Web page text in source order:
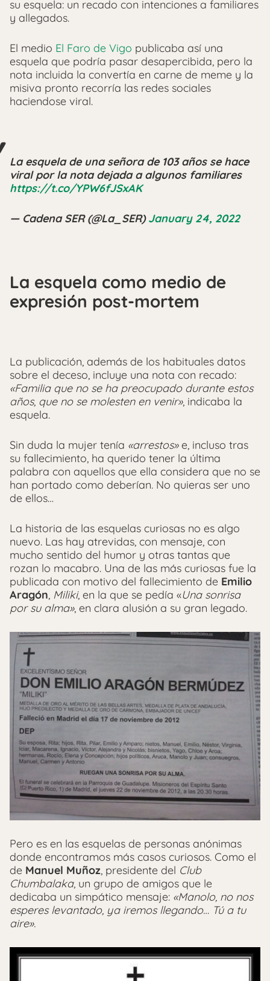
su esquela: un recado con intenciones a familiares
y allegados.
El medio El Faro de Vigo publicaba así una
esquela que podría pasar desapercibida, pero la
nota incluida la convertía en carne de meme y la
misiva pronto recorría las redes sociales
haciendose viral.
La esquela de una señora de 103 años se hace
viral por la nota dejada a algunos familiares
https://t.co/YPW6fJSxAK
— Cadena SER (@La_SER)January 24, 2022
La esquela como medio de
expresión post-mortem
La publicación, además de los habituales datos
sobre el deceso, incluye una nota con recado:
«Familia que no se ha preocupado durante estos
años, que no se molesten en venir», indicaba la
esquela.
Sin duda la mujer tenía «arrestos»e, incluso tras
su fallecimiento, ha querido tener la última
palabra con aquellos que ella considera que no se
han portado como deberían. No quieras ser uno
de ellos…
La historia de las esquelas curiosas no es algo
nuevo. Las hay atrevidas, con mensaje, con
mucho sentido del humor y otras tantas que
rozan lo macabro. Una de las más curiosas fue la
publicada con motivo del fallecimiento de Emilio
Aragón, Miliki, en la que se pedía «Una sonrisa
por su alma», en clara alusión a su gran legado.
Pero es en las esquelas de personas anónimas
donde encontramos más casos curiosos. Como el
de Manuel Muñoz, presidente del Club
Chumbalaka, un grupo de amigos que le
dedicaba un simpático mensaje: «Manolo, no nos
esperes levantado, ya iremos llegando… Tú a tu
aire».